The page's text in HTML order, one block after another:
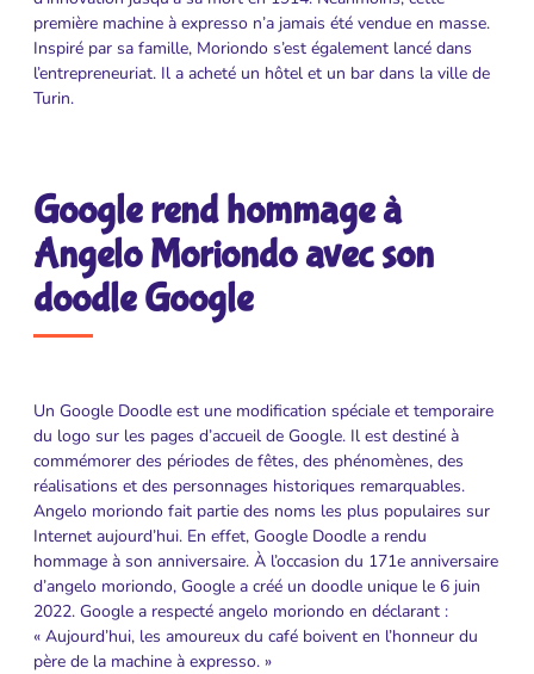
première machine à expresso n’a jamais été vendue en masse.
Inspiré par sa famille, Moriondo s’est également lancé dans
l’entrepreneuriat. Il a acheté un hôtel et un bar dans la ville de
Turin.
Google rend hommage à
Angelo Moriondo avec son
doodle Google
Un Google Doodle est une modification spéciale et temporaire
du logo sur les pages d’accueil de Google. Il est destiné à
commémorer des périodes de fêtes, des phénomènes, des
réalisations et des personnages historiques remarquables.
Angelo moriondo fait partie des noms les plus populaires sur
Internet aujourd’hui. En effet, Google Doodle a rendu
hommage à son anniversaire. À l’occasion du 171e anniversaire
d’angelo moriondo, Google a créé un doodle unique le 6 juin
2022. Google a respecté angelo moriondo en déclarant :
« Aujourd’hui, les amoureux du café boivent en l’honneur du
père de la machine à expresso. »